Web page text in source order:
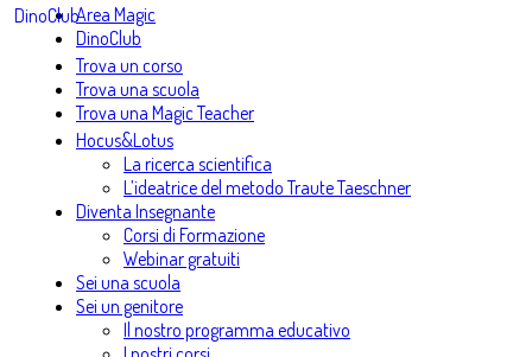
Area Magic
DinoClub
Trova un corso
Trova una scuola
Trova una Magic Teacher
Hocus&Lotus
La ricerca scientifica
L’ideatrice del metodo Traute Taeschner
Diventa Insegnante
Corsi di Formazione
Webinar gratuiti
Sei una scuola
Sei un genitore
Il nostro programma educativo
DinoClub